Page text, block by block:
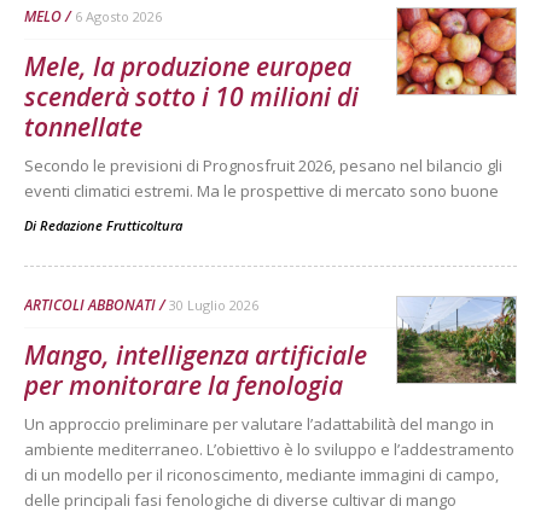
MELO 6 Agosto 2026
Mele, la produzione europea
scenderà sotto i 10 milioni di
tonnellate
Secondo le previsioni di Prognosfruit 2026, pesano nel bilancio gli
eventi climatici estremi. Ma le prospettive di mercato sono buone
Di Redazione Frutticoltura
ARTICOLI ABBONATI 30 Luglio 2026
Mango, intelligenza artificiale
per monitorare la fenologia
Un approccio preliminare per valutare l’adattabilità del mango in
ambiente mediterraneo. L’obiettivo è lo sviluppo e l’addestramento
di un modello per il riconoscimento, mediante immagini di campo,
delle principali fasi fenologiche di diverse cultivar di mango